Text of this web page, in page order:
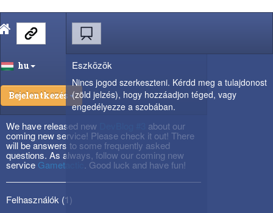
hu
Bejelentkezés
We have released new about our
coming new service! Please check it out! There
will be answers to some frequently asked
questions. As always, follow our coming new
service Gametactic. Good luck and have fun!
Felhasználók (1)
Eszközök
Nincs jogod szerkeszteni. Kérdd meg a tulajdonost
(zöld jelzés), hogy hozzáadjon téged, vagy
engedélyezze a szobában.